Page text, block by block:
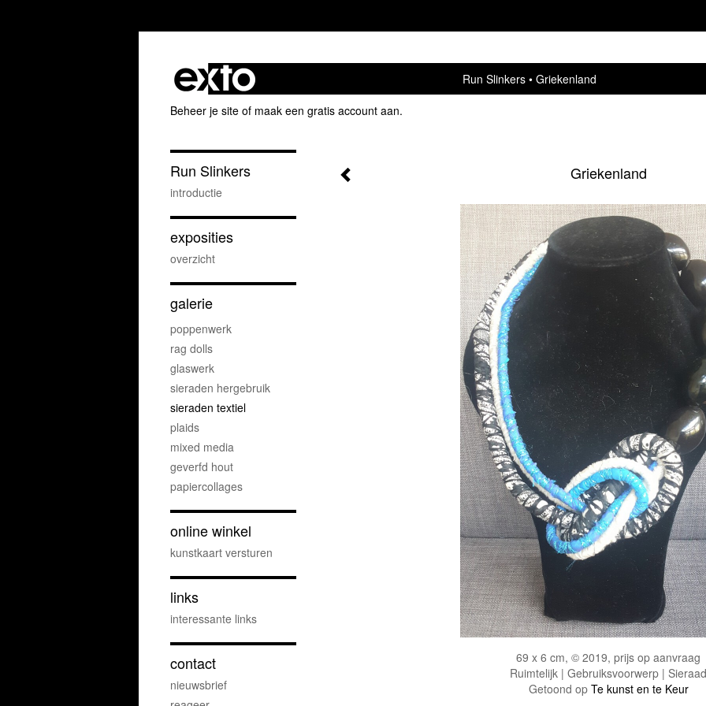
Run Slinkers
Griekenland
Beheer je site of maak een gratis account aan.
Griekenland
69 x 6 cm, © 2019, prijs op aanvraag
Ruimtelijk | Gebruiksvoorwerp | Sieraad
Getoond op Te kunst en te Keur
Run Slinkers
introductie
exposities
overzicht
galerie
poppenwerk
rag dolls
glaswerk
sieraden hergebruik
sieraden textiel
plaids
mixed media
geverfd hout
papiercollages
online winkel
kunstkaart versturen
links
interessante links
contact
nieuwsbrief